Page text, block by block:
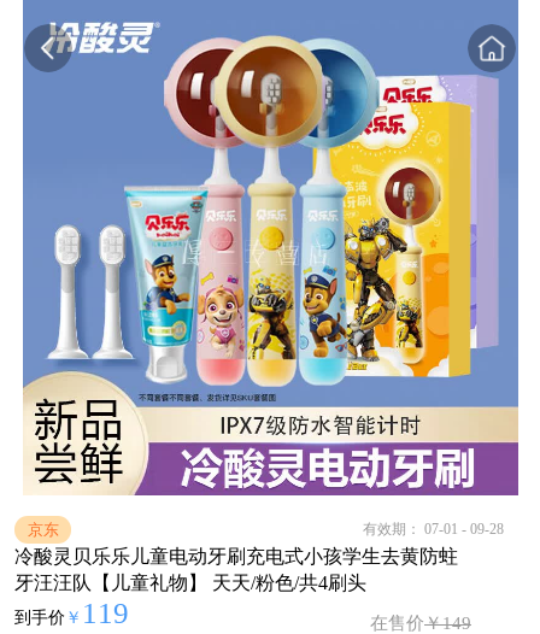
京东 有效期： 07-01 - 09-28
冷酸灵贝乐乐儿童电动牙刷充电式小孩学生去黄防蛀
牙汪汪队【儿童礼物】 天天/粉色/共4刷头
到手价 ￥ 119 在售价￥149